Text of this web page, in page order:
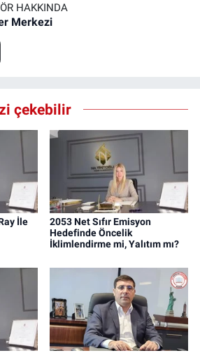
HAKKINDA
Merkezi
çekebilir
İle
2053 Net Sıfır Emisyon
Hedefinde Öncelik
İklimlendirme mi, Yalıtım mı?